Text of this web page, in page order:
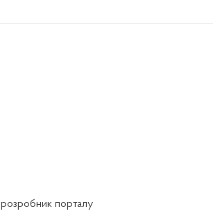
розробник порталу